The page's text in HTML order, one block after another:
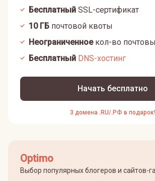
Бесплатный SSL-сертификат
10ГБ почтовой квоты
Неограниченноекол-во
Бесплатный DNS-хостинг
Начать бесплатно
3 домена .RU/.РФ в подарок!
Optimo
Выбор популярных блогеров и сайтов-